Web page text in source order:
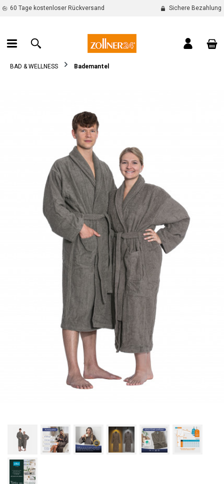
springen
60 Tage kostenloser Rückversand Sichere Bezahlung
BAD & WELLNESS Bademantel